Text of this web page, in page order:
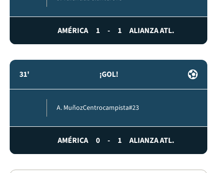
AMÉRICA 1 - 1 ALIANZA ATL.
31' ¡GOL!
A. MuñozCentrocampista#23
AMÉRICA 0 - 1 ALIANZA ATL.